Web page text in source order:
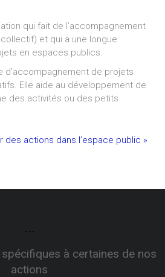
qui fait de l’accompagnement
et qui a une longue
en espaces publics.
d’accompagnement de projets
Elle aide au développement de
des activités ou des petits
des actions dans l’espace public »
...
à certaines de nos
actions